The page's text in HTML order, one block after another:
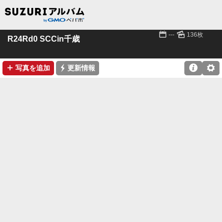
R24Rd0 SCCin千歳 📅 --- 🌄 136枚
➕ 写真を追加 ⚡ 更新情報 ⚙
